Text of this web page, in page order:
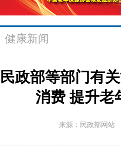
健康新闻
民政部等部门有
消费 提升老
来源：民政部网